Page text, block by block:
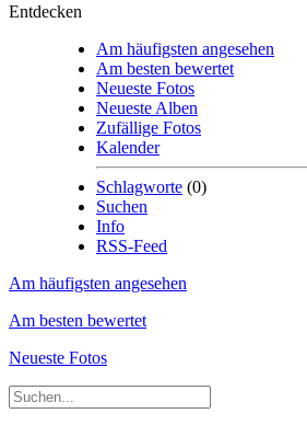
Entdecken
Am häufigsten angesehen
Am besten bewertet
Neueste Fotos
Neueste Alben
Zufällige Fotos
Kalender
Schlagworte (0)
Suchen
Info
RSS-Feed
Am häufigsten angesehen
Am besten bewertet
Neueste Fotos